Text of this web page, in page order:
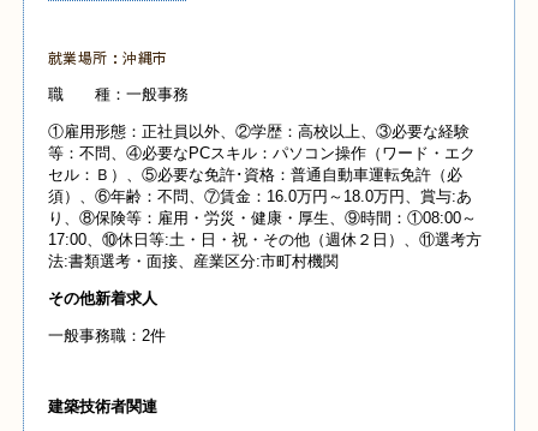
就業場所：沖縄市
職 種：一般事務
①雇用形態：正社員以外、②学歴：高校以上、③必要な経験
等：不問、④必要なPCスキル：パソコン操作（ワード・エク
セル：Ｂ）、⑤必要な免許･資格：普通自動車運転免許（必
須）、⑥年齢：不問、⑦賃金：16.0万円～18.0万円、賞与:あ
り、⑧保険等：雇用・労災・健康・厚生、⑨時間：①08:00～
17:00、⑩休日等:土・日・祝・その他（週休２日）、⑪選考方
法:書類選考・面接、産業区分:市町村機関
その他新着求人
一般事務職：2件
建築技術者関連